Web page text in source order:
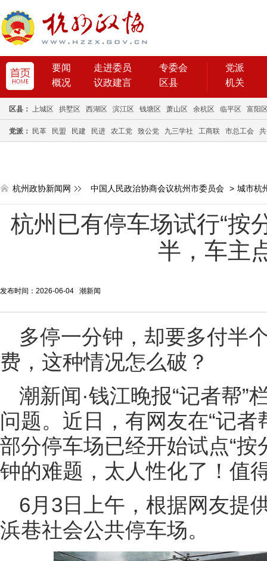
要闻 走进委员
专委会
概况
议政建言 区县
党派
机关
区县： 上城区 拱墅区 西湖区 滨江区 钱塘区 萧山区 余杭区 临平区 富阳
党派： 民革 民盟 民建 民进 农工党 致公党 九三学社 工商联 市总工会
杭州政协新闻网 中国人民政治协商会议杭州市委员会 > 城市杭
杭州已有停车场试行“按
半，车主
发布时间：2026-06-04 潮新闻
多停一分钟，却要多付半
费，这种情况怎么破？
潮新闻·钱江晚报“记者帮”
问题。近日，有网友在“记
部分停车场已经开始试点“按
钟的难题，太人性化了！值
6月3日上午，根据网友提
浜巷社会公共停车场。